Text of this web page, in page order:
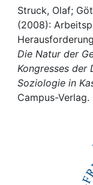
Awards
My FIS
Help
Struck, Olaf;
(2008):
Die Natur der
Kongresses der
Soziologie in
Campus-Verlag.